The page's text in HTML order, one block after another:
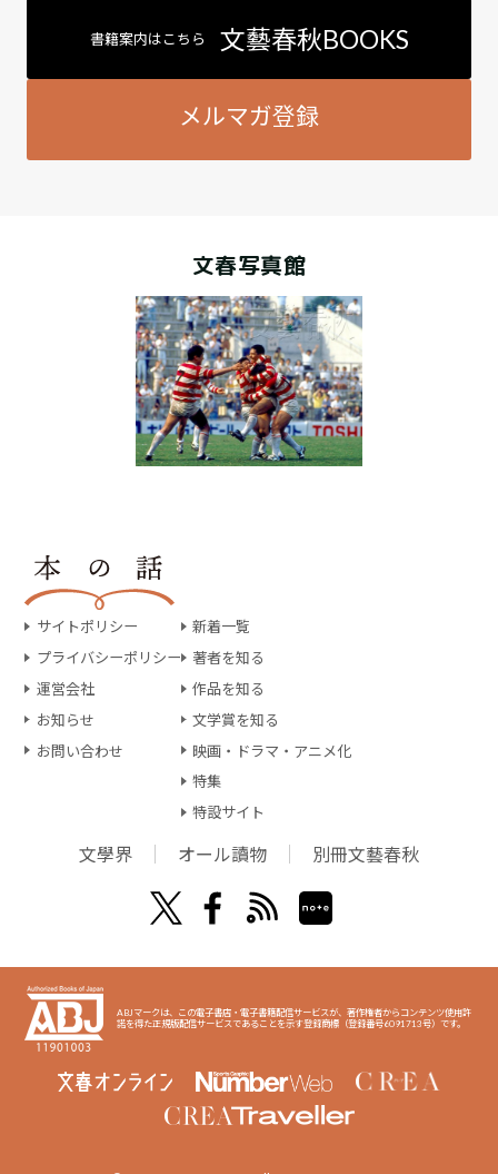
書籍案内はこちら 文藝春秋BOOKS
メルマガ登録
文春写真館
サイトポリシー
プライバシーポリシー
運営会社
お知らせ
お問い合わせ
新着一覧
著者を知る
作品を知る
文学賞を知る
映画・ドラマ・アニメ化
特集
特設サイト
文學界 オール讀物 別冊文藝春秋
ABJマークは、この電子書店・電子書籍配信サービスが、著作権者からコンテンツ使用許
諾を得た正規版配信サービスであることを示す登録商標（登録番号6091713号）です。